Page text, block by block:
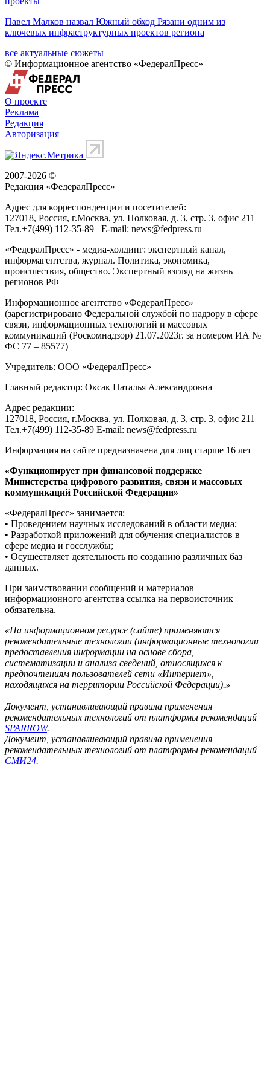
Павел Малков назвал Южный обход Рязани одним из
ключевых инфраструктурных проектов региона
все актуальные сюжеты
© Информационное агентство «ФедералПресс»
О проекте
Реклама
Редакция
Авторизация
2007-2026 ©
Редакция «ФедералПресс»
Адрес для корреспонденции и посетителей:
127018, Россия, г.Москва, ул. Полковая, д. 3, стр. 3, офис 211
Тел.+7(499) 112-35-89 E-mail: news@fedpress.ru
«ФедералПресс» - медиа-холдинг: экспертный канал,
информагентства, журнал. Политика, экономика,
происшествия, общество. Экспертный взгляд на жизнь
регионов РФ
Информационное агентство «ФедералПресс»
(зарегистрировано Федеральной службой по надзору в сфере
связи, информационных технологий и массовых
коммуникаций (Роскомнадзор) 21.07.2023г. за номером ИА №
ФС 77 – 85577)
Учредитель: ООО «ФедералПресс»
Главный редактор: Оксак Наталья Александровна
Адрес редакции:
127018, Россия, г.Москва, ул. Полковая, д. 3, стр. 3, офис 211
Тел.+7(499) 112-35-89 E-mail: news@fedpress.ru
Информация на сайте предназначена для лиц старше 16 лет
«Функционирует при финансовой поддержке
Министерства цифрового развития, связи и массовых
коммуникаций Российской Федерации»
«ФедералПресс» занимается:
• Проведением научных исследований в области медиа;
• Разработкой приложений для обучения специалистов в
сфере медиа и госслужбы;
• Осуществляет деятельность по созданию различных баз
данных.
При заимствовании сообщений и материалов
информационного агентства ссылка на первоисточник
обязательна.
«На информационном ресурсе (сайте) применяются
рекомендательные технологии (информационные технологии
предоставления информации на основе сбора,
систематизации и анализа сведений, относящихся к
предпочтениям пользователей сети «Интернет»,
находящихся на территории Российской Федерации).»
Документ, устанавливающий правила применения
рекомендательных технологий от платформы рекомендаций
SPARROW.
Документ, устанавливающий правила применения
рекомендательных технологий от платформы рекомендаций
СМИ24.